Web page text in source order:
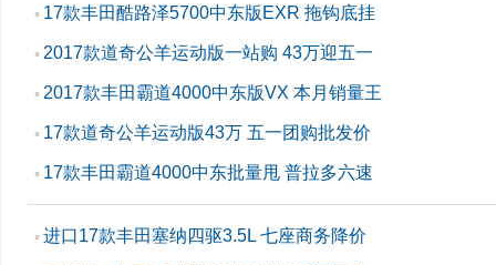
▪ 17款丰田酷路泽5700中东版EXR 拖钩底挂
▪ 2017款道奇公羊运动版一站购 43万迎五一
▪ 2017款丰田霸道4000中东版VX 本月销量王
▪ 17款道奇公羊运动版43万 五一团购批发价
▪ 17款丰田霸道4000中东批量甩 普拉多六速
▪ 进口17款丰田塞纳四驱3.5L 七座商务降价